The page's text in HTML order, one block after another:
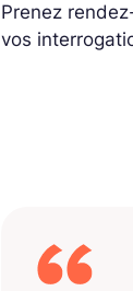
Prenez
vos